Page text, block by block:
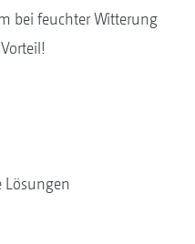
bei feuchter Witterung
Lösungen